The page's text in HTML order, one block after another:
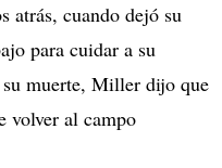
atrás, cuando dejó su
para cuidar a su
su muerte, Miller dijo que
volver al campo